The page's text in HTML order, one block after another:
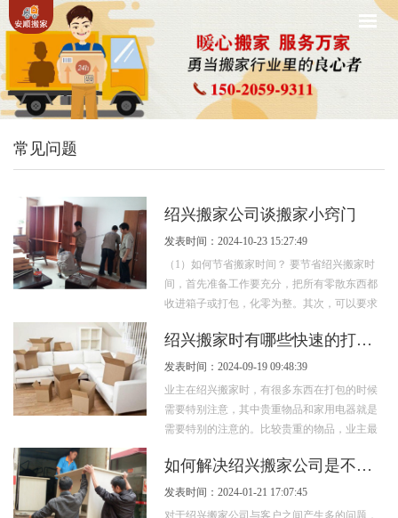
常见问题
绍兴搬家公司谈搬家小窍门
发表时间：2024-10-23 15:27:49
（1）如何节省搬家时间？ 要节省绍兴搬家时
间，首先准备工作要充分，把所有零散东西都
收进箱子或打包，化零为整。其次，可以要求
间...
绍兴搬家时有哪些快速的打包技巧
发表时间：2024-09-19 09:48:39
业主在绍兴搬家时，有很多东西在打包的时候
需要特别注意，其中贵重物品和家用电器就是
需要特别的注意的。比较贵重的物品，业主最
也...
如何解决绍兴搬家公司是不是正规？
发表时间：2024-01-21 17:07:45